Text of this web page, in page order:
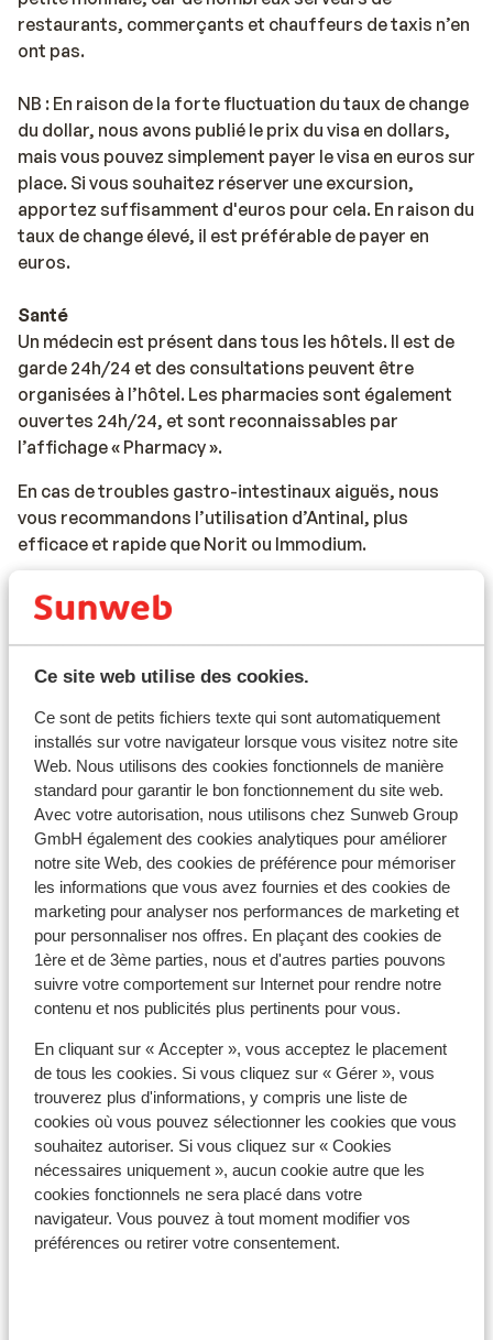
Ce site web utilise des cookies.
Ce sont de petits fichiers texte qui sont automatiquement
installés sur votre navigateur lorsque vous visitez notre site
Web. Nous utilisons des cookies fonctionnels de manière
standard pour garantir le bon fonctionnement du site web.
Avec votre autorisation, nous utilisons chez Sunweb Group
GmbH également des cookies analytiques pour améliorer
notre site Web, des cookies de préférence pour mémoriser
les informations que vous avez fournies et des cookies de
marketing pour analyser nos performances de marketing et
pour personnaliser nos offres. En plaçant des cookies de
1ère et de 3ème parties, nous et d'autres parties pouvons
suivre votre comportement sur Internet pour rendre notre
contenu et nos publicités plus pertinents pour vous.
En cliquant sur « Accepter », vous acceptez le placement
de tous les cookies. Si vous cliquez sur « Gérer », vous
trouverez plus d'informations, y compris une liste de
cookies où vous pouvez sélectionner les cookies que vous
souhaitez autoriser. Si vous cliquez sur « Cookies
nécessaires uniquement », aucun cookie autre que les
cookies fonctionnels ne sera placé dans votre
navigateur. Vous pouvez à tout moment modifier vos
préférences ou retirer votre consentement.
restaurants, commerçants et chauffeurs de taxis n’en
ont pas.
NB : En raison de la forte fluctuation du taux de change
du dollar, nous avons publié le prix du visa en dollars,
mais vous pouvez simplement payer le visa en euros sur
place. Si vous souhaitez réserver une excursion,
apportez suffisamment d'euros pour cela. En raison du
taux de change élevé, il est préférable de payer en
euros.
Santé
Un médecin est présent dans tous les hôtels. Il est de
garde 24h/24 et des consultations peuvent être
organisées à l’hôtel. Les pharmacies sont également
ouvertes 24h/24, et sont reconnaissables par
l’affichage « Pharmacy ».
En cas de troubles gastro-intestinaux aiguës, nous
vous recommandons l’utilisation d’Antinal, plus
efficace et rapide que Norit ou Immodium.
Pour des informations à jour sur les vaccinations et
d'autres données sur la santé et les voyages, veuillez
visiter le site LCR : https://www.lcr.nl/
Téléphoner
Vous pouvez passer des appels téléphoniques en
Egypte avec votre téléphone portable. Nous vous
conseillons de limiter vos communications autant que
possible, en raison des coûts élevés qui peuvent vous
être facturés par votre opérateur téléphonique.
Veuillez vous renseigner à ce sujet auprès de votre
fournisseur avant vos vacances. Si vous souhaitez
utiliser Internet via votre téléphone, nous vous
recommandons de le faire via un réseau Wifi.
Désactivez toujours l'itinérance de vos données
lorsque vous êtes à l'étranger.
Numéro d'urgence
Le numéro d'urgence en Égypte pour la police est le 122.
Le numéro des pompiers est le 180 et si vous avez
besoin d'une ambulance, appelez le 123.
Bagage
Nous vous recommandons de porter des vêtements
légers en coton les plus frais possible car la chaleur